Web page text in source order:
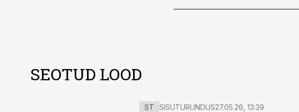
SEOTUD LOOD
ST SISUTURUNDUS27.05.26, 13:39